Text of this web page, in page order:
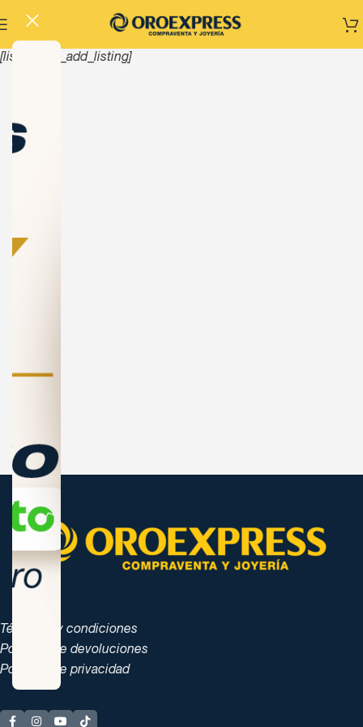
[listinghub_add_listing]
Términos y condiciones
Políticas de devoluciones
Políticas de privacidad